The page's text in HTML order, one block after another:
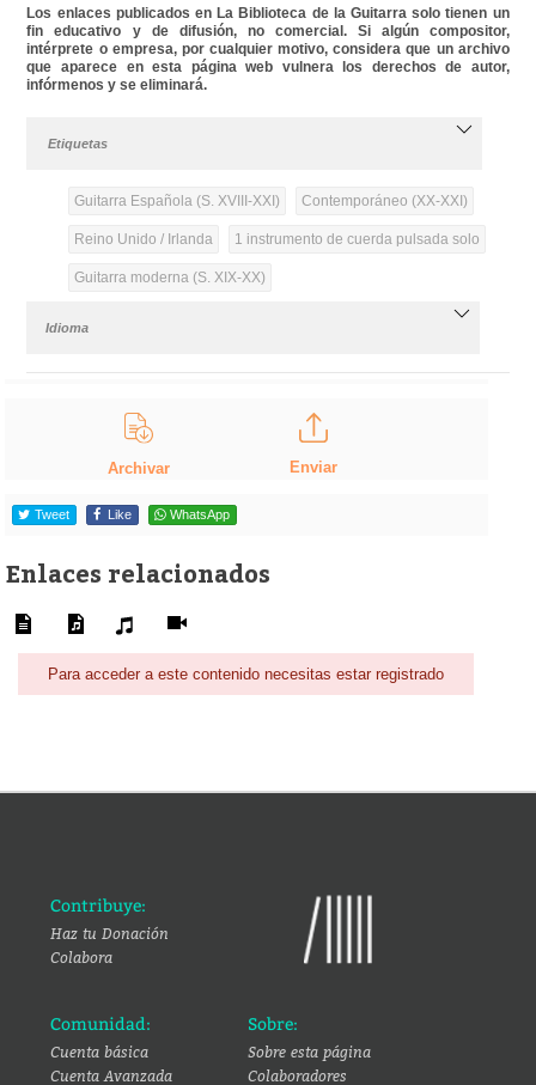
Los enlaces publicados en La Biblioteca de la Guitarra solo tienen un
fin educativo y de difusión, no comercial. Si algún compositor,
intérprete o empresa, por cualquier motivo, considera que un archivo
que aparece en esta página web vulnera los derechos de autor,
infórmenos y se eliminará.
Etiquetas
Guitarra Española (S. XVIII-XXI) Contemporáneo (XX-XXI)
Reino Unido / Irlanda 1 instrumento de cuerda pulsada solo
Guitarra moderna (S. XIX-XX)
Idioma
Archivar Enviar
Tweet Like WhatsApp
Enlaces relacionados
Para acceder a este contenido necesitas estar registrado
Contribuye:
Haz tu Donación
Colabora
Comunidad:
Cuenta básica
Cuenta Avanzada
Sobre:
Sobre esta página
Colaboradores